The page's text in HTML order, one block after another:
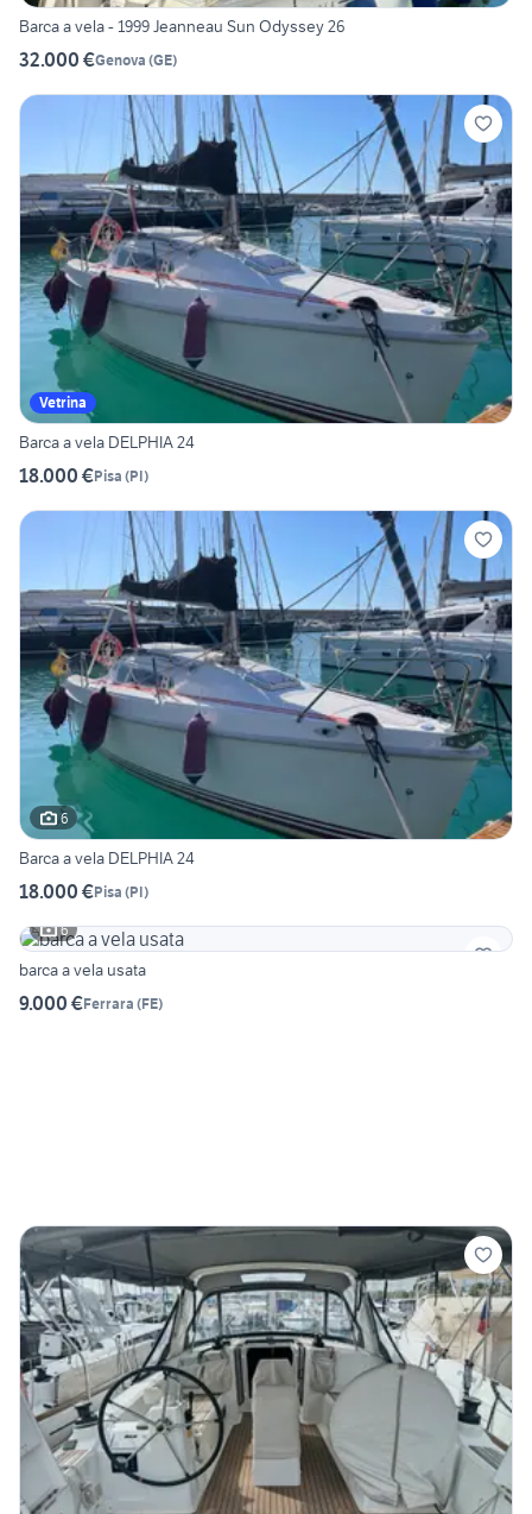
Barca a vela - 1999 Jeanneau Sun Odyssey 26
32.000 €Genova (GE)
Vetrina
Barca a vela DELPHIA 24
18.000 €Pisa (PI)
6
Barca a vela DELPHIA 24
18.000 €Pisa (PI)
6
barca a vela usata
9.000 €Ferrara (FE)